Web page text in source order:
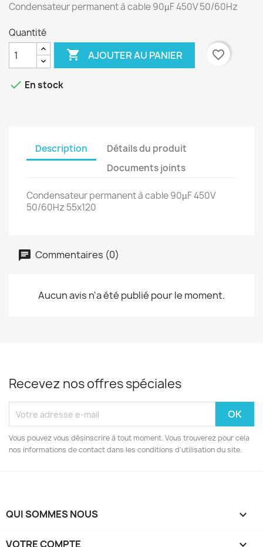
Condensateur permanent à cable 90µF 450V 50/60Hz
Quantité
 AJOUTER AU PANIER favorite_border
 En stock
Description
Détails du produit
Documents joints
Condensateur permanent à cable 90µF 450V
50/60Hz 55x120
Commentaires (0)
Aucun avis n'a été publié pour le moment.
Recevez nos offres spéciales
Vous pouvez vous désinscrire à tout moment. Vous trouverez pour cela
nos informations de contact dans les conditions d'utilisation du site.
QUI SOMMES NOUS 
VOTRE COMPTE